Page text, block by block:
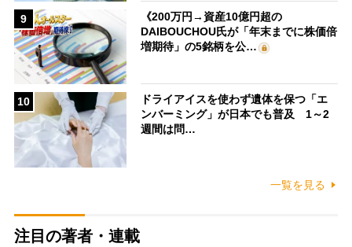
9
《200万円→資産10億円超の
DAIBOUCHOU氏が「年末までに株価倍
増期待」の5銘柄を公…
10
ドライアイスを使わず遺体を保つ「エ
ンバーミング」が日本でも普及 1～2
週間は問…
一覧を見る
注目の著者・連載